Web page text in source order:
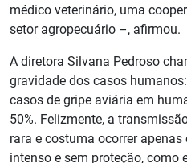
médico veterinário, uma
setor agropecuário –, afirmou.
A diretora Silvana Pedroso
gravidade dos casos
casos de gripe aviária em
50%. Felizmente, a
rara e costuma ocorrer
intenso e sem proteção, como